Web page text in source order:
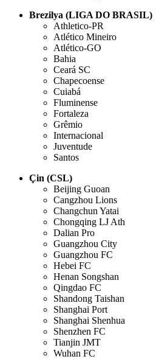
Brezilya (LIGA DO BRASIL)
Athletico-PR
Atlético Mineiro
Atlético-GO
Bahia
Ceará SC
Chapecoense
Cuiabá
Fluminense
Fortaleza
Grêmio
Internacional
Juventude
Santos
Çin (CSL)
Beijing Guoan
Cangzhou Lions
Changchun Yatai
Chongqing LJ Ath
Dalian Pro
Guangzhou City
Guangzhou FC
Hebei FC
Henan Songshan
Qingdao FC
Shandong Taishan
Shanghai Port
Shanghai Shenhua
Shenzhen FC
Tianjin JMT
Wuhan FC